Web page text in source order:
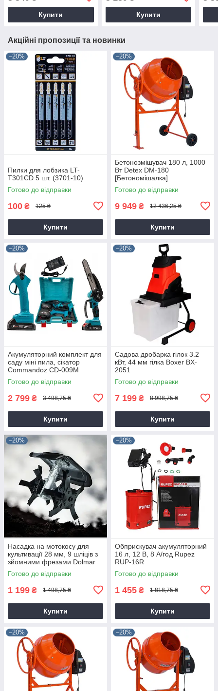
Купити Купити
Акційні пропозиції та новинки
–20%
Пилки для лобзика LT-
T301CD 5 шт. (3701-10)
Готово до відправки
100 ₴ 125 ₴
Купити
–20%
Бетонозмішувач 180 л, 1000
Вт Detex DM-180
[Бетономішалка]
Готово до відправки
9 949 ₴ 12 436,25 ₴
Купити
–20%
Акумуляторний комплект для
саду міні пила, сікатор
Commandoz CD-009M
Готово до відправки
2 799 ₴ 3 498,75 ₴
Купити
–20%
Садова дробарка гілок 3.2
кВт, 44 мм гілка Boxer BX-
2051
Готово до відправки
7 199 ₴ 8 998,75 ₴
Купити
–20%
Насадка на мотокосу для
культивації 28 мм, 9 шліців з
зйомними фрезами Dolmar
9T28
Готово до відправки
1 199 ₴ 1 498,75 ₴
Купити
–20%
Обприскувач акумуляторний
16 л, 12 В, 8 А/год Rupez
RUP-16R
Готово до відправки
1 455 ₴ 1 818,75 ₴
Купити
–20% –20%